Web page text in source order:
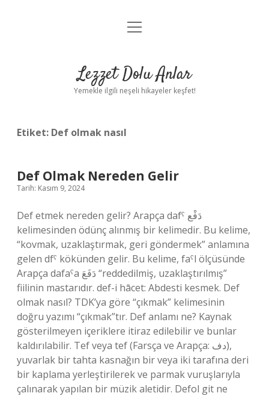
Anasayfa
Yasal Uyarı
menüyü
Lezzet Dolu Anlar
Yemekle ilgili neşeli hikayeler keşfet!
Etiket: Def olmak nasıl
Def Olmak Nereden Gelir
Tarih: Kasım 9, 2024
Def etmek nereden gelir? Arapça dafˁ دَفْع
kelimesinden ödünç alınmış bir kelimedir. Bu kelime,
“kovmak, uzaklaştırmak, geri göndermek” anlamına
gelen dfˁ kökünden gelir. Bu kelime, faˁl ölçüsünde
Arapça dafaˁa دَفَعَ “reddedilmiş, uzaklaştırılmış”
fiilinin mastarıdır. def-i hācet: Abdesti kesmek. Def
olmak nasıl? TDK’ya göre “çıkmak” kelimesinin
doğru yazımı “çıkmak”tır. Def anlamı ne? Kaynak
gösterilmeyen içeriklere itiraz edilebilir ve bunlar
kaldırılabilir. Tef veya tef (Farsça ve Arapça: دف),
yuvarlak bir tahta kasnağın bir veya iki tarafına deri
bir kaplama yerleştirilerek ve parmak vuruşlarıyla
çalınarak yapılan bir müzik aletidir. Defol git ne